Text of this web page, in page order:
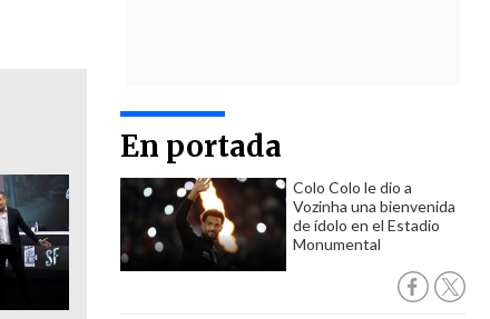
En portada
Colo Colo le dio a
Vozinha una bienvenida
de ídolo en el Estadio
Monumental